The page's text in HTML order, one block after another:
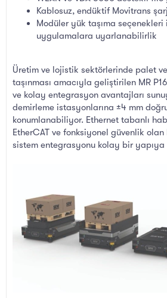
Kablosuz, endüktif Movitrans
Modüler yük taşıma seçenekleri
uygulamalara uyarlanabilirlik
Üretim ve lojistik sektörlerinde palet
taşınması amacıyla geliştirilen MR
ve kolay entegrasyon avantajları
demirleme istasyonlarına ±4 mm
konumlanabiliyor. Ethernet tabanlı
EtherCAT ve fonksiyonel güvenlik olan
sistem entegrasyonu kolay bir yapıya